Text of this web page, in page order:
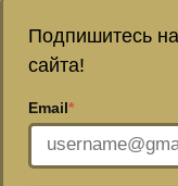
Подпишитесь
сайта!
Email*